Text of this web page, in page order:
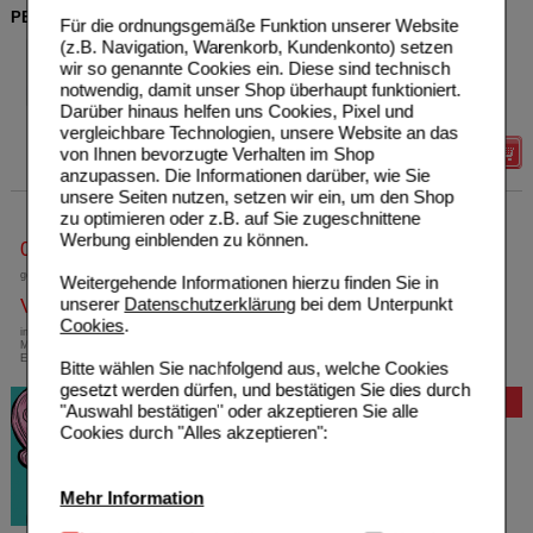
Für die ordnungsgemäße Funktion unserer Website
(z.B. Navigation, Warenkorb, Kundenkonto) setzen
wir so genannte Cookies ein. Diese sind technisch
notwendig, damit unser Shop überhaupt funktioniert.
Darüber hinaus helfen uns Cookies, Pixel und
vergleichbare Technologien, unsere Website an das
von Ihnen bevorzugte Verhalten im Shop
anzupassen. Die Informationen darüber, wie Sie
unsere Seiten nutzen, setzen wir ein, um den Shop
zu optimieren oder z.B. auf Sie zugeschnittene
Werbung einblenden zu können.
Weitergehende Informationen hierzu finden Sie in
unserer Datenschutzerklärungbei dem Unterpunkt
Cookies.
Bitte wählen Sie nachfolgend aus, welche Cookies
gesetzt werden dürfen, und bestätigen Sie dies durch
"Auswahl bestätigen" oder akzeptieren Sie alle
Cookies durch "Alles akzeptieren":
Mehr Information
PEFRAKEHL D 3 Zäpfchen
SANUM-KEHLBECK GmbH
& Co. KG
03206995
10 St Suppositorien
Unser Preis*
Details
0800-10 11 422
gebührenfreie Rufnummer
Versandkostenfrei
innerhalb Deutschlands bei einem
Mindestbestellwert von 13,99 Euro oder bei
Einsendung eines Kassenrezeptes
Bewertung